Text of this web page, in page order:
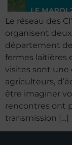
Le réseau des
organisent
département
fermes laitières
visites sont une
agriculteurs,
être imaginer
rencontres ont
transmission […]